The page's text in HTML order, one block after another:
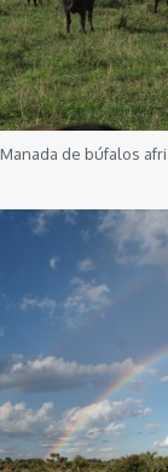
Manada de búfalos